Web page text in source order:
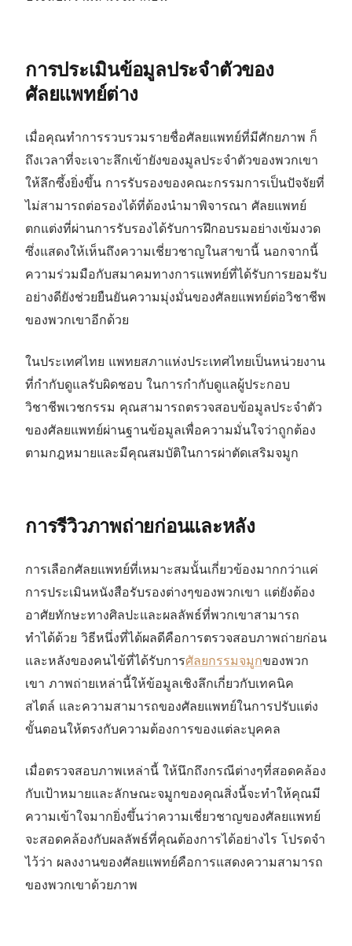
การประเมินข้อมูลประจำตัวของ
ศัลยแพทย์ต่าง
เมื่อคุณทำการรวบรวมรายชื่อศัลยแพทย์ที่มีศักยภาพ ก็
ถึงเวลาที่จะเจาะลึกเข้ายังของมูลประจำตัวของพวกเขา
ให้ลึกซึ้งยิ่งขึ้น การรับรองของคณะกรรมการเป็นปัจจัยที่
ไม่สามารถต่อรองได้ที่ต้องนำมาพิจารณา ศัลยแพทย์
ตกแต่งที่ผ่านการรับรองได้รับการฝึกอบรมอย่างเข้มงวด
ซึ่งแสดงให้เห็นถึงความเชี่ยวชาญในสาขานี้ นอกจากนี้
ความร่วมมือกับสมาคมทางการแพทย์ที่ได้รับการยอมรับ
อย่างดียังช่วยยืนยันความมุ่งมั่นของศัลยแพทย์ต่อวิชาชีพ
ของพวกเขาอีกด้วย
ในประเทศไทย แพทยสภาแห่งประเทศไทยเป็นหน่วยงาน
ที่กำกับดูแลรับผิดชอบ ในการกำกับดูแลผู้ประกอบ
วิชาชีพเวชกรรม คุณสามารถตรวจสอบข้อมูลประจำตัว
ของศัลยแพทย์ผ่านฐานข้อมูลเพื่อความมั่นใจว่าถูกต้อง
ตามกฎหมายและมีคุณสมบัติในการผ่าตัดเสริมจมูก
การรีวิวภาพถ่ายก่อนและหลัง
การเลือกศัลยแพทย์ที่เหมาะสมนั้นเกี่ยวข้องมากกว่าแค่
การประเมินหนังสือรับรองต่างๆของพวกเขา แต่ยังต้อง
อาศัยทักษะทางศิลปะและผลลัพธ์ที่พวกเขาสามารถ
ทำได้ด้วย วิธีหนึ่งที่ได้ผลดีคือการตรวจสอบภาพถ่ายก่อน
และหลังของคนไข้ที่ได้รับการศัลยกรรมจมูกของพวก
เขา ภาพถ่ายเหล่านี้ให้ข้อมูลเชิงลึกเกี่ยวกับเทคนิค
สไตล์ และความสามารถของศัลยแพทย์ในการปรับแต่ง
ขั้นตอนให้ตรงกับความต้องการของแต่ละบุคคล
เมื่อตรวจสอบภาพเหล่านี้ ให้นึกถึงกรณีต่างๆที่สอดคล้อง
กับเป้าหมายและลักษณะจมูกของคุณสิ่งนี้จะทำให้คุณมี
ความเข้าใจมากยิ่งขึ้นว่าความเชี่ยวชาญของศัลยแพทย์
จะสอดคล้องกับผลลัพธ์ที่คุณต้องการได้อย่างไร โปรดจำ
ไว้ว่า ผลงงานของศัลยแพทย์คือการแสดงความสามารถ
ของพวกเขาด้วยภาพ